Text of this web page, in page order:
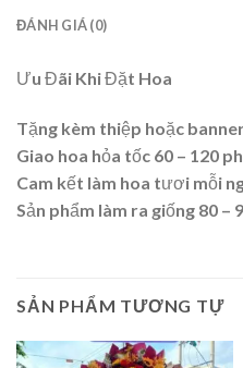
ĐÁNH GIÁ (0)
Ưu Đãi Khi Đặt Hoa
Tặng kèm thiệp hoặc
Giao hoa hỏa tốc 60 – 120
Cam kết làm hoa tươi mỗi
Sản phẩm làm ra giống 80 –
SẢN PHẨM TƯƠNG TỰ